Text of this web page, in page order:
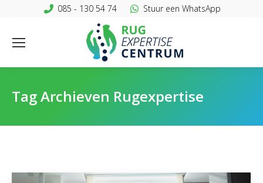
085 - 130 54 74 Stuur een WhatsApp
Tag Archieven Rugexpertise